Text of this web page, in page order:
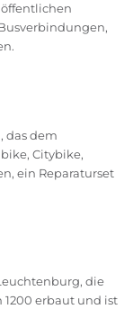
das dem
Citybike,
ein Reparaturset
die
1200 erbaut und ist